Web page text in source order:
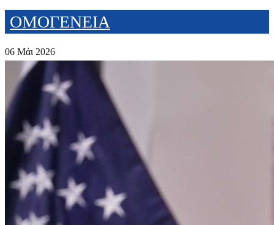
ΟΜΟΓΕΝΕΙΑ
06 Μάι 2026